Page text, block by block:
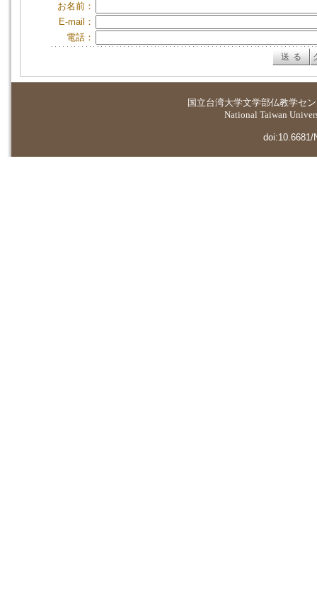
お名前：
E-mail：
電話：
国立台湾大学文学部仏教学セ
National Taiwan
doi:10.6681/